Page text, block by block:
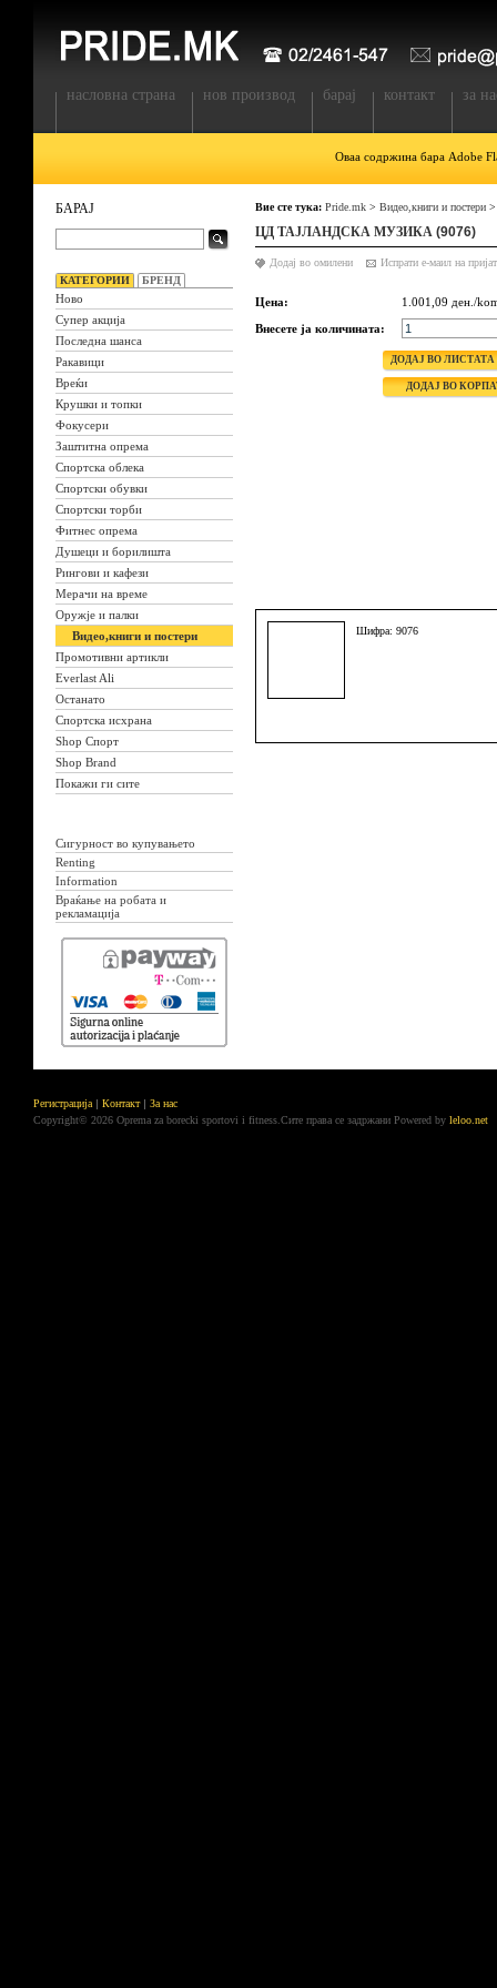
насловна страна нов производ барај контакт за
Оваа содржина бара Adobe
БАРАЈ
КАТЕГОРИИ БРЕНД
Ново
Супер акција
Последна шанса
Ракавици
Вреќи
Крушки и топки
Фокусери
Заштитна опрема
Спортска облека
Спортски обувки
Спортски торби
Фитнес опрема
Душеци и борилишта
Рингови и кафези
Мерачи на време
Оружје и палки
Видео,книги и постери
Промотивни артикли
Everlast Ali
Останато
Спортска исхрана
Shop Спорт
Shop Brand
Покажи ги сите
Сигурност во купувањето
Renting
Information
Враќање на робата и
рекламација
Вие сте тука: Pride.mk > Видео,книги и постери
ЦД ТАЈЛАНДСКА МУЗИКА (9076)
Додај во омилени
Цена:
1.001,09 ден./
Внесете ја количината:
Шифра: 9076
Регистрација Контакт
За нас
Copyright© 2026 Oprema za borecki sportovi i fitness.Сите права се задржани Powered by leloo.net